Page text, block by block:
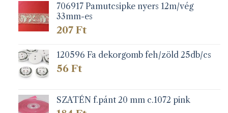
706917 Pamutcsipke nyers 12m/vég
33mm-es
207 Ft
120596 Fa dekorgomb feh/zöld 25db/cs
56 Ft
SZATÉN f.pánt 20 mm c.1072 pink